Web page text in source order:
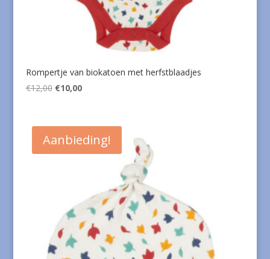
Rompertje van biokatoen met herfstblaadjes
€12,00 Oorspronkelijke
€12,00.
€10,00Huidige
€10,00.
Aanbieding!